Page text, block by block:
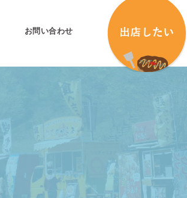
お問い合わせ
加盟申し込みフ
キッチンカーを
出店
加盟